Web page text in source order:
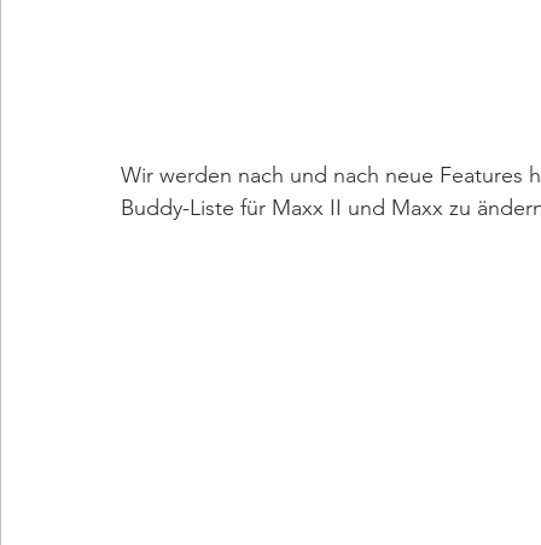
Wir werden nach und nach neue
Buddy-Liste für Maxx II und Maxx zu